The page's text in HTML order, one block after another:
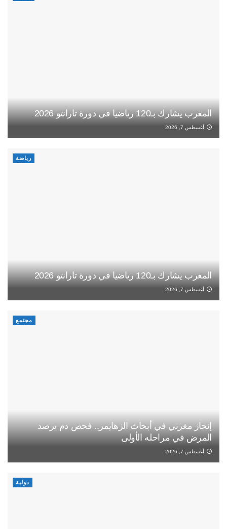
المغرب يشارك بـ120 رياضيا في دورة تارانتو 2026
أغسطس 7, 2026
رياضة
المغرب يشارك بـ120 رياضيا في دورة تارانتو 2026
أغسطس 7, 2026
مجتمع
إنجاز مغربي في أبحاث الزهايمر.. فحص دم يرصد
المرض في مراحله الأولى
أغسطس 7, 2026
دولية